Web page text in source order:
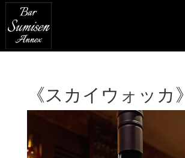
《スカイウォッカ》